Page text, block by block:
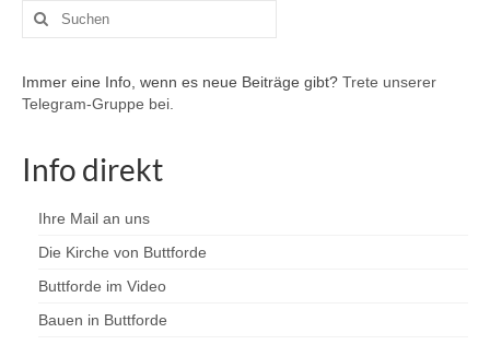
Suchen
nach:
Immer eine Info, wenn es neue Beiträge gibt? Trete unserer
Telegram-Gruppe bei.
Info direkt
Ihre Mail an uns
Die Kirche von Buttforde
Buttforde im Video
Bauen in Buttforde